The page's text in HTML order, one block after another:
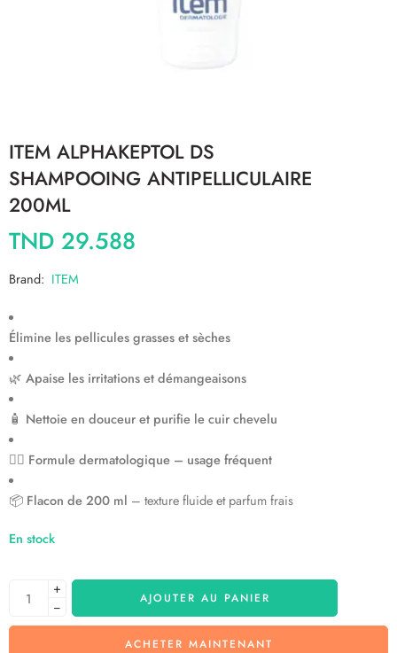
ITEM ALPHAKEPTOL DS
SHAMPOOING ANTIPELLICULAIRE
200ML
TND 29.588
Brand: ITEM
Élimine les pellicules grasses et sèches
🌿 Apaise les irritations et démangeaisons
🧴 Nettoie en douceur et purifie le cuir chevelu
💆‍♀️ Formule dermatologique – usage fréquent
📦 Flacon de 200 ml – texture fluide et parfum frais
En stock
+
−
AJOUTER AU PANIER
ACHETER MAINTENANT